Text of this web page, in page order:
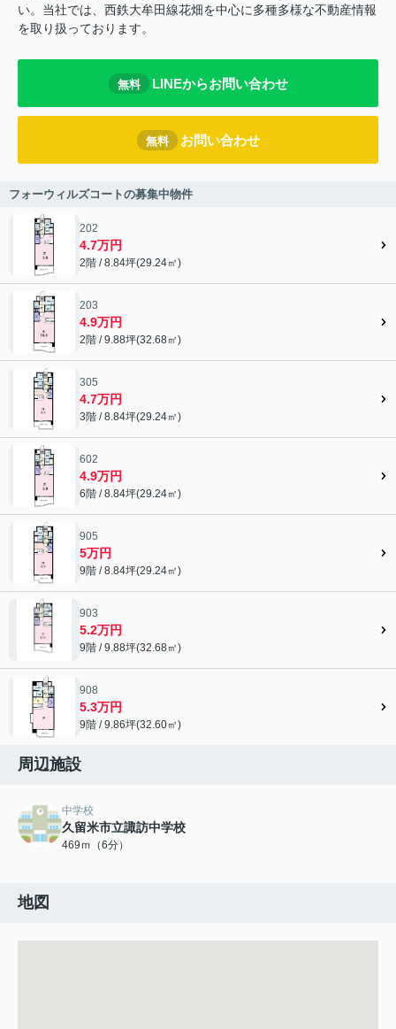
い。当社では、西鉄大牟田線花畑を中心に多種多様な不動産情報
を取り扱っております。
無料 LINEからお問い合わせ
無料 お問い合わせ
フォーウィルズコートの募集中物件
202
4.7万円
2階 / 8.84坪(29.24㎡)
203
4.9万円
2階 / 9.88坪(32.68㎡)
305
4.7万円
3階 / 8.84坪(29.24㎡)
602
4.9万円
6階 / 8.84坪(29.24㎡)
905
5万円
9階 / 8.84坪(29.24㎡)
903
5.2万円
9階 / 9.88坪(32.68㎡)
908
5.3万円
9階 / 9.86坪(32.60㎡)
周辺施設
中学校
久留米市立諏訪中学校
469ｍ（6分）
地図